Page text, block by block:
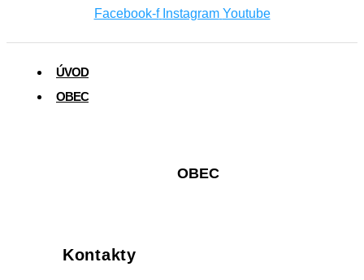
Facebook-f Instagram Youtube
ÚVOD
OBEC
OBEC
Kontakty